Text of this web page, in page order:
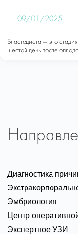
09/01/2025
Бластоциста — это
шестой день после
Диагностика
Эмбриология
Центр
Экспертное УЗИ